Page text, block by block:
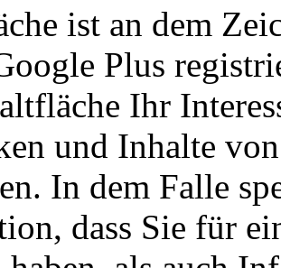
ist an dem
Plus
Ihr
und Inhalte
In dem Falle
dass Sie für